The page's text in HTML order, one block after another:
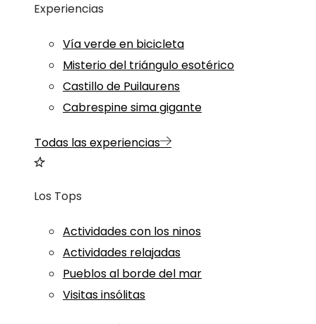
Experiencias
Vía verde en bicicleta
Misterio del triángulo esotérico
Castillo de Puilaurens
Cabrespine sima gigante
Todas las experiencias
Los Tops
Actividades con los ninos
Actividades relajadas
Pueblos al borde del mar
Visitas insólitas